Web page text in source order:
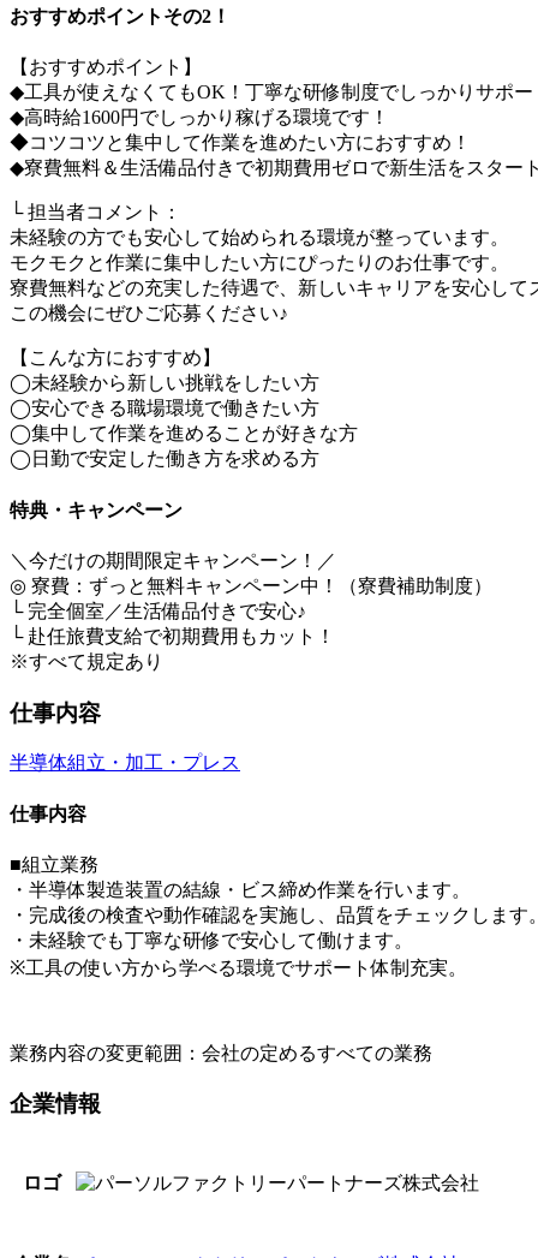
おすすめポイントその2！
【おすすめポイント】
◆工具が使えなくてもOK！丁寧な研修制度でしっかりサポー
◆高時給1600円でしっかり稼げる環境です！
◆コツコツと集中して作業を進めたい方におすすめ！
◆寮費無料＆生活備品付きで初期費用ゼロで新生活をスター
└ 担当者コメント：
未経験の方でも安心して始められる環境が整っています。
モクモクと作業に集中したい方にぴったりのお仕事です。
寮費無料などの充実した待遇で、新しいキャリアを安心して
この機会にぜひご応募ください♪
【こんな方におすすめ】
◯未経験から新しい挑戦をしたい方
◯安心できる職場環境で働きたい方
◯集中して作業を進めることが好きな方
◯日勤で安定した働き方を求める方
特典・キャンペーン
＼今だけの期間限定キャンペーン！／
◎ 寮費：ずっと無料キャンペーン中！（寮費補助制度）
└ 完全個室／生活備品付きで安心♪
└ 赴任旅費支給で初期費用もカット！
※すべて規定あり
仕事内容
半導体組立・加工・プレス
仕事内容
■組立業務
・半導体製造装置の結線・ビス締め作業を行います。
・完成後の検査や動作確認を実施し、品質をチェックします。
・未経験でも丁寧な研修で安心して働けます。
※工具の使い方から学べる環境でサポート体制充実。
業務内容の変更範囲：会社の定めるすべての業務
企業情報
ロゴ